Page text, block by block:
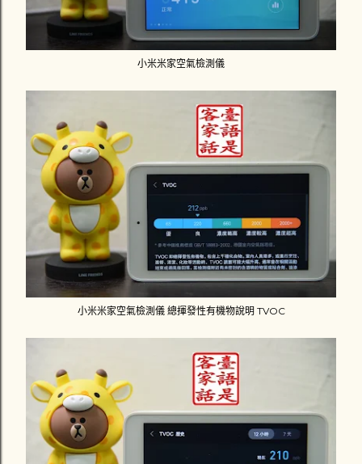
小米米家空氣檢測儀
小米米家空氣檢測儀 總揮發性有機物說明 TVOC